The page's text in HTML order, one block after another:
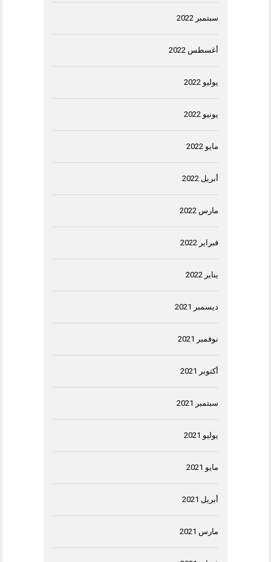
سبتمبر 2022
أغسطس 2022
يوليو 2022
يونيو 2022
مايو 2022
أبريل 2022
مارس 2022
فبراير 2022
يناير 2022
ديسمبر 2021
نوفمبر 2021
أكتوبر 2021
سبتمبر 2021
يوليو 2021
مايو 2021
أبريل 2021
مارس 2021